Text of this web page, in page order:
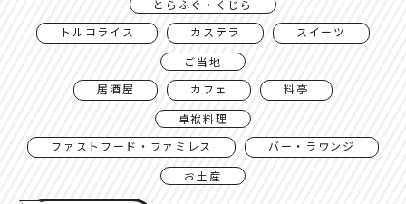
とらふぐ・くじら
トルコライス
カステラ
スイーツ
ご当地
居酒屋
カフェ
料亭
卓袱料理
ファストフード・ファミレス
バー・ラウンジ
お土産